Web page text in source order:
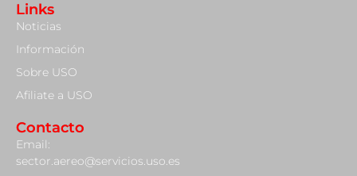
Links
Noticias
Información
Sobre USO
Afiliate a USO
Contacto
Email:
sector.aereo@servicios.uso.es